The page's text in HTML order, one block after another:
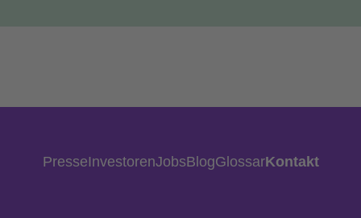
PresseInvestorenJobsBlogGlossarKontakt